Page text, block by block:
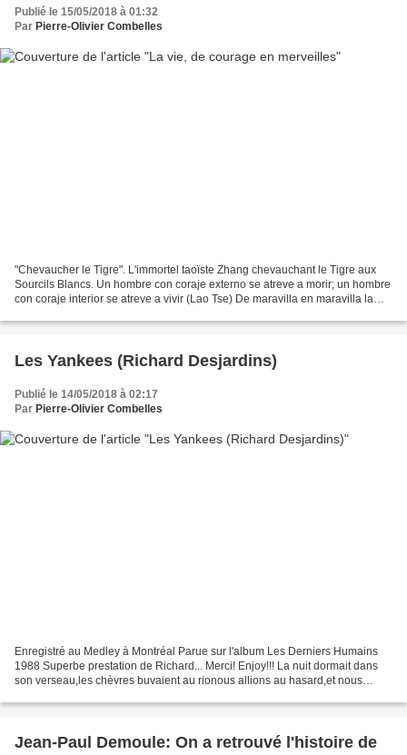
Publié le 15/05/2018 à 01:32
Par Pierre-Olivier Combelles
"Chevaucher le Tigre". L'immortel taoïste Zhang chevauchant le Tigre aux
Sourcils Blancs. Un hombre con coraje externo se atreve a morir; un hombre
con coraje interior se atreve a vivir (Lao Tse) De maravilla en maravilla la
Les Yankees (Richard Desjardins)
Publié le 14/05/2018 à 02:17
Par Pierre-Olivier Combelles
Enregistré au Medley à Montréal Parue sur l'album Les Derniers Humains
1988 Superbe prestation de Richard... Merci! Enjoy!!! La nuit dormait dans
son verseau,les chèvres buvaient au rionous allions au hasard,et nous
Jean-Paul Demoule: On a retrouvé l'histoire de